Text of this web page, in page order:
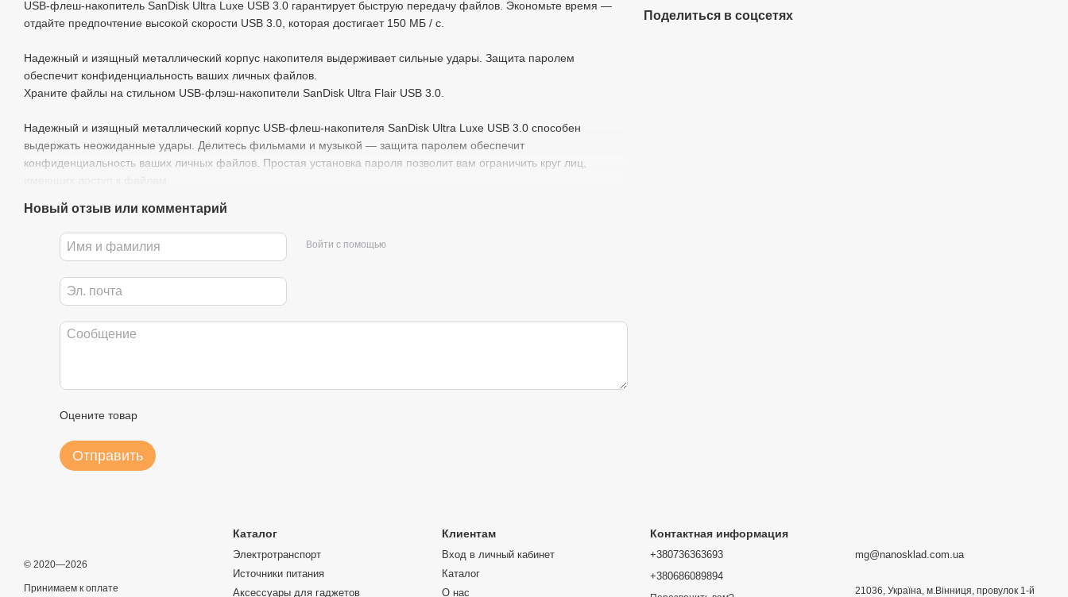
USB-флеш-накопитель SanDisk Ultra Luxe USB 3.0 гарантирует быструю передачу файлов. Экономьте время —
отдайте предпочтение высокой скорости USB 3.0, которая достигает 150 МБ / с.
Надежный и изящный металлический корпус накопителя выдерживает сильные удары. Защита паролем
обеспечит конфиденциальность ваших личных файлов.
Храните файлы на стильном USB-флэш-накопители SanDisk Ultra Flair USB 3.0.
Надежный и изящный металлический корпус USB-флеш-накопителя SanDisk Ultra Luxe USB 3.0 способен
выдержать неожиданные удары. Делитесь фильмами и музыкой — защита паролем обеспечит
конфиденциальность ваших личных файлов. Простая установка пароля позволит вам ограничить круг лиц,
Новый отзыв или комментарий
Войти с помощью
Оцените товар
Отправить
Поделиться в соцсетях
© 2020—2026
Принимаем к оплате
Каталог
Электротранспорт
Источники питания
Аксессуары для гаджетов
Клиентам
Вход в личный кабинет
Каталог
О нас
Контактная информация
+380736363693
+380686089894
mg@nanosklad.com.ua
21036, Україна, м.Вінниця, провулок 1-й